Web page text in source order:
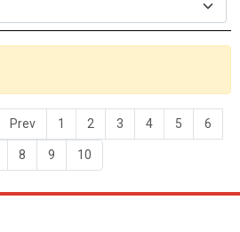
Prev 1 2 3 4 5 6
8 9 10